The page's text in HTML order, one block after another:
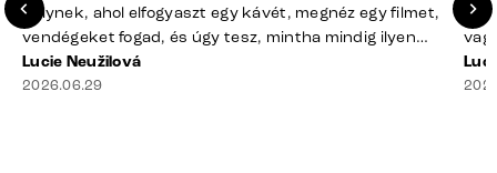
helynek, ahol elfogyaszt egy kávét, megnéz egy filmet,
vendégeket fogad, és úgy tesz, mintha mindig ilyen
rend lenne. A valóság? A takaró félig a kanapén hever,
a távirányító rejtélyes módon eltűnt, a dohányzóasztal
Lucie Neužilová
2026.06.29